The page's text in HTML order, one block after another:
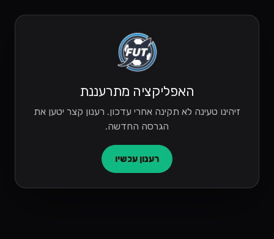
האפליקציה מתרעננת
זיהינו טעינה לא תקינה אחרי עדכון. רענון קצר יטען את
הגרסה החדשה.
רענון עכשיו